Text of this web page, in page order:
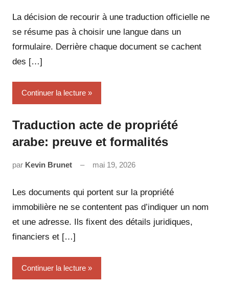
La décision de recourir à une traduction officielle ne
se résume pas à choisir une langue dans un
formulaire. Derrière chaque document se cachent
des […]
Continuer la lecture
Traduction acte de propriété
arabe: preuve et formalités
par Kevin Brunet mai 19, 2026
Les documents qui portent sur la propriété
immobilière ne se contentent pas d’indiquer un nom
et une adresse. Ils fixent des détails juridiques,
financiers et […]
Continuer la lecture